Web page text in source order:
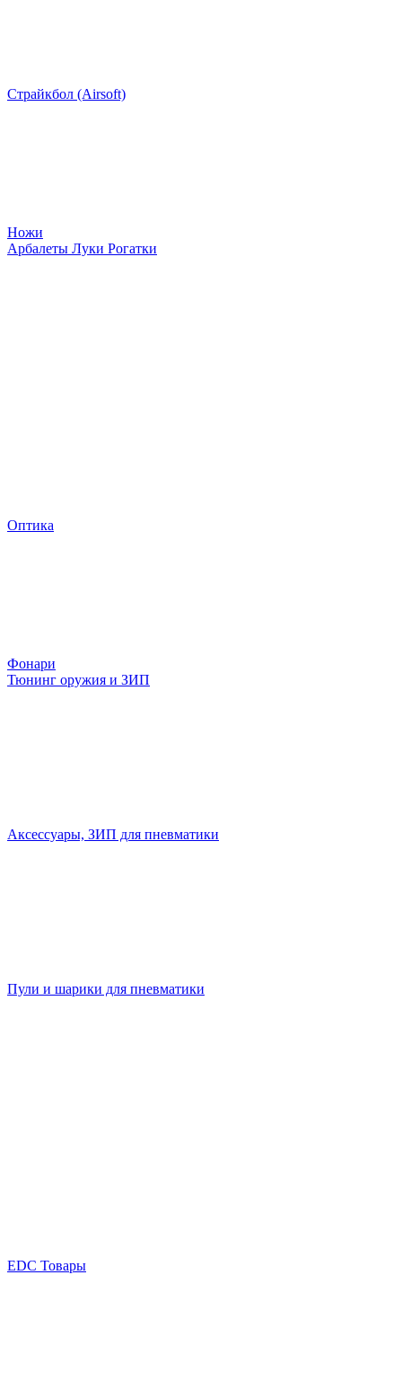
Страйкбол (Airsoft)
Ножи
Арбалеты Луки Рогатки
Оптика
Фонари
Тюнинг оружия и ЗИП
Аксессуары, ЗИП для пневматики
Пули и шарики для пневматики
EDC Товары